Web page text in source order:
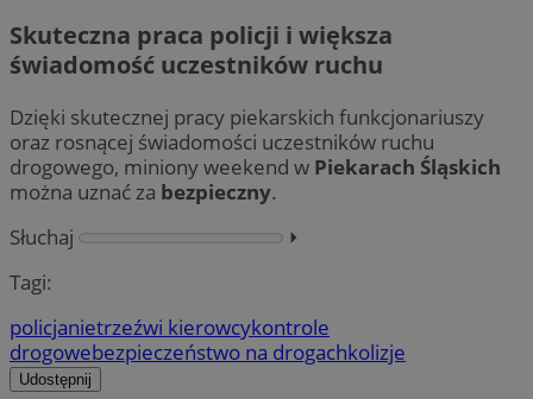
Skuteczna praca policji i większa
świadomość uczestników ruchu
Dzięki skutecznej pracy piekarskich funkcjonariuszy
oraz rosnącej świadomości uczestników ruchu
drogowego, miniony weekend w Piekarach Śląskich
można uznać za bezpieczny.
Słuchaj
⏵︎
Tagi:
policjanietrzeźwi kierowcykontrole
drogowebezpieczeństwo na drogachkolizje
Udostępnij